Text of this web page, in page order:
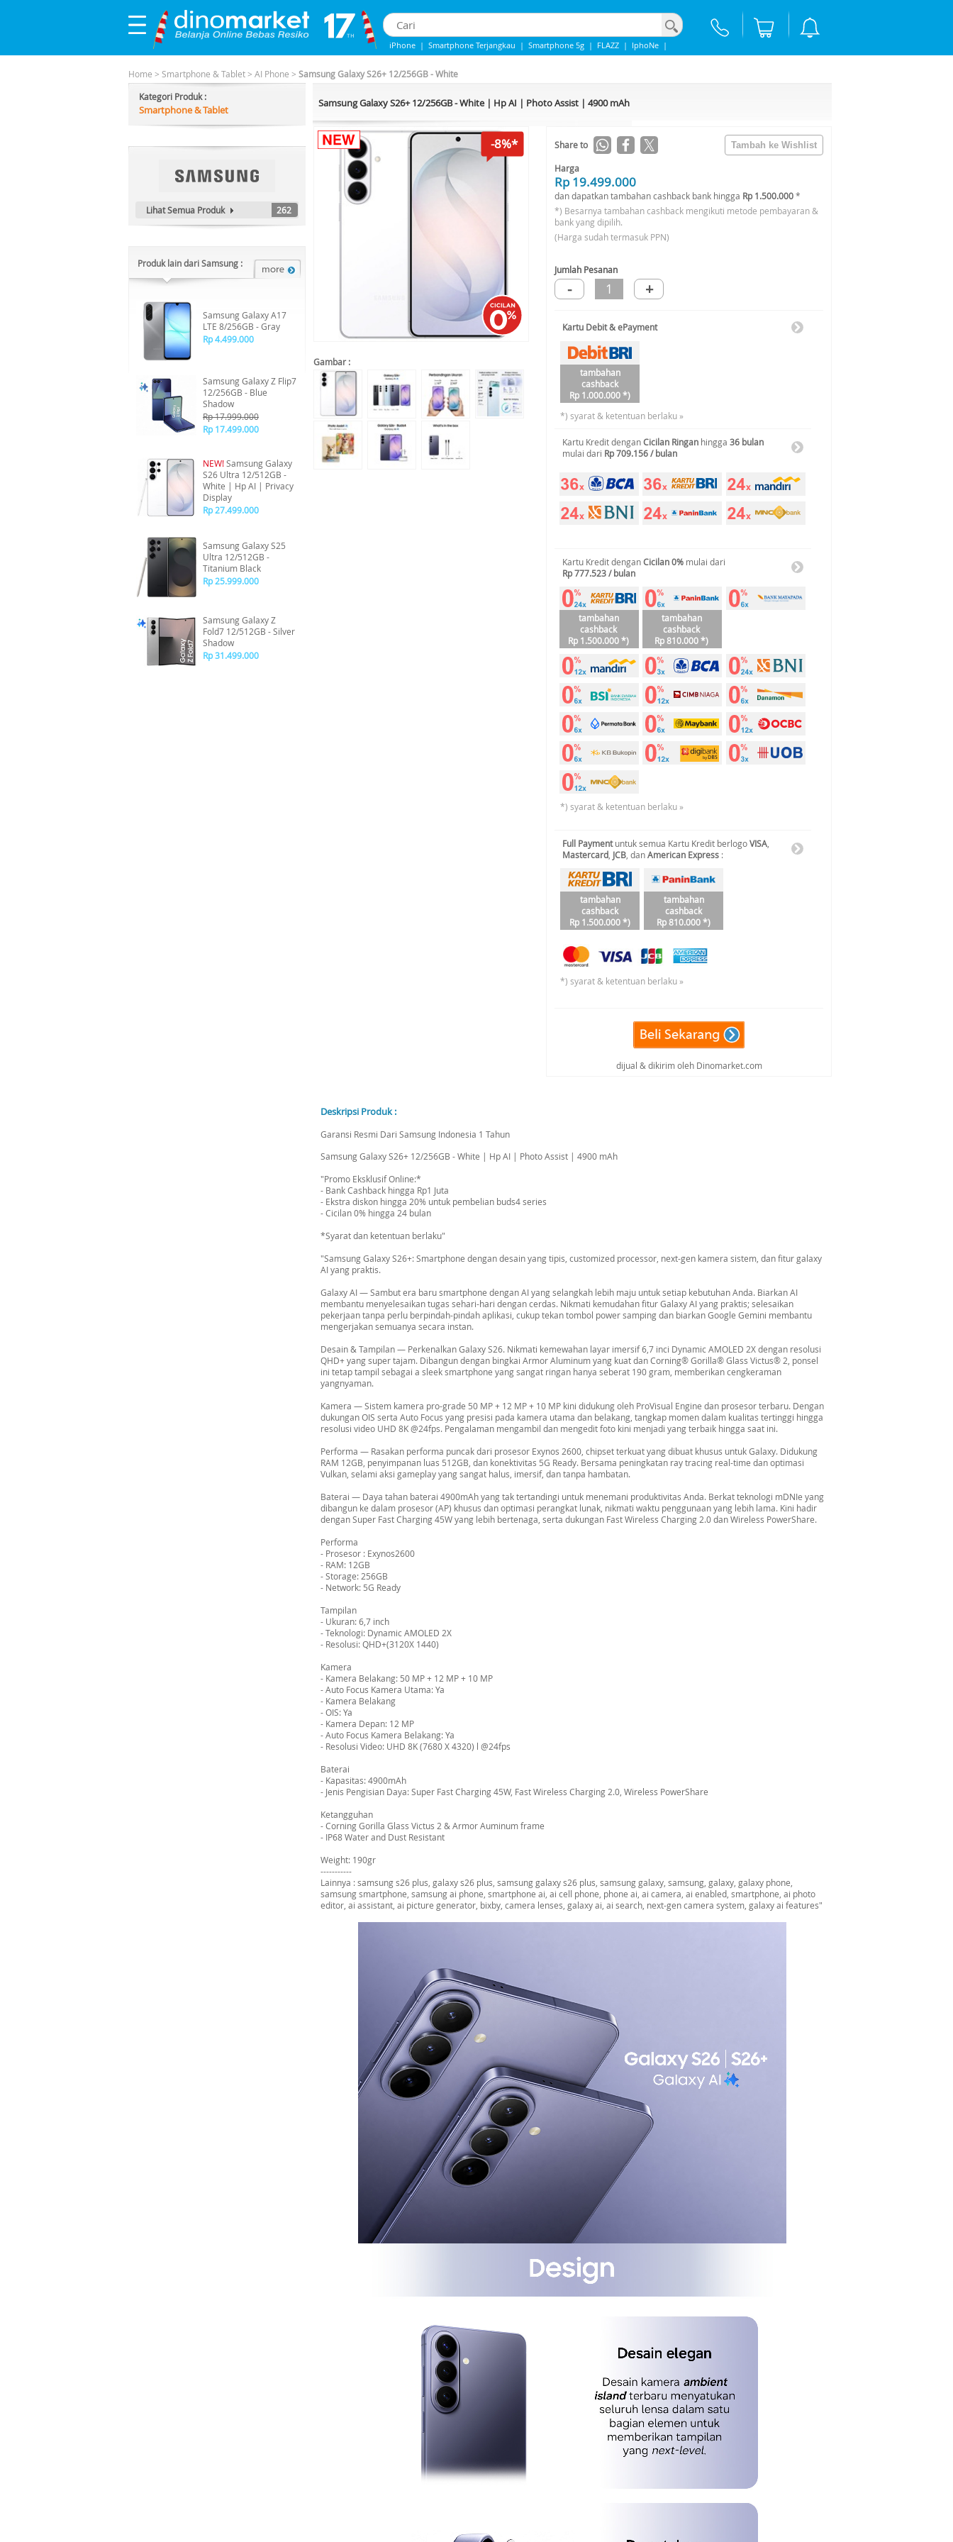
iPhone | Smartphone Terjangkau | Smartphone 5g | FLAZZ | IphoNe |
Home > Smartphone & Tablet> AI Phone > Samsung Galaxy S26+ 12/256GB - White
Kategori Produk :
Smartphone & Tablet
Lihat Semua Produk 262
Produk lain dari Samsung :
Samsung Galaxy A17
LTE 8/256GB - Gray
Rp 4.499.000
Samsung Galaxy Z Flip7
12/256GB - Blue
Shadow
Rp 17.999.000
Rp 17.499.000
NEW!Samsung Galaxy
S26 Ultra 12/512GB -
White | Hp AI | Privacy
Display
Rp 27.499.000
Samsung Galaxy S25
Ultra 12/512GB -
Titanium Black
Rp 25.999.000
Samsung Galaxy Z
Fold7 12/512GB - Silver
Shadow
Rp 31.499.000
Samsung Galaxy S26+ 12/256GB - White | Hp AI | Photo Assist | 4900 mAh
-8%*
Gambar :
Share to
Harga
Rp 19.499.000
dan dapatkan tambahan cashback bank hingga Rp 1.500.000*
*) Besarnya tambahan cashback mengikuti metode pembayaran &
bank yang dipilih.
(Harga sudah termasuk PPN)
Jumlah Pesanan
- 1 +
Kartu Debit & ePayment
tambahan
cashback
Rp 1.000.000 *)
*) syarat & ketentuan berlaku »
Kartu Kredit denganCicilan Ringan hingga 36 bulan
mulai dari Rp 709.156 / bulan
Kartu Kredit denganCicilan 0% mulai dari
Rp 777.523 / bulan
tambahan
cashback
Rp 1.500.000 *)
tambahan
cashback
Rp 810.000 *)
*) syarat & ketentuan berlaku »
Full Paymentuntuk semua Kartu Kredit berlogoVISA
Mastercard JCB , danAmerican Express :
tambahan
cashback
Rp 1.500.000 *)
tambahan
cashback
Rp 810.000 *)
*) syarat & ketentuan berlaku »
dijual & dikirim oleh Dinomarket.com
Deskripsi Produk :
Garansi Resmi Dari Samsung Indonesia 1 Tahun
Samsung Galaxy S26+ 12/256GB - White | Hp AI | Photo Assist | 4900 mAh
"Promo Eksklusif Online:*
- Bank Cashback hingga Rp1 Juta
- Ekstra diskon hingga 20% untuk pembelian buds4 series
- Cicilan 0% hingga 24 bulan
*Syarat dan ketentuan berlaku"
"Samsung Galaxy S26+: Smartphone dengan desain yang tipis, customized processor, next-gen kamera sistem, dan fitur galaxy
AI yang praktis.
Galaxy AI — Sambut era baru smartphone dengan AI yang selangkah lebih maju untuk setiap kebutuhan Anda. Biarkan AI
membantu menyelesaikan tugas sehari-hari dengan cerdas. Nikmati kemudahan fitur Galaxy AI yang praktis; selesaikan
pekerjaan tanpa perlu berpindah-pindah aplikasi, cukup tekan tombol power samping dan biarkan Google Gemini membantu
mengerjakan semuanya secara instan.
Desain & Tampilan — Perkenalkan Galaxy S26. Nikmati kemewahan layar imersif 6,7 inci Dynamic AMOLED 2X dengan resolusi
QHD+ yang super tajam. Dibangun dengan bingkai Armor Aluminum yang kuat dan Corning® Gorilla® Glass Victus® 2, ponsel
ini tetap tampil sebagai a sleek smartphone yang sangat ringan hanya seberat 190 gram, memberikan cengkeraman
yangnyaman.
Kamera — Sistem kamera pro-grade 50 MP + 12 MP + 10 MP kini didukung oleh ProVisual Engine dan prosesor terbaru. Dengan
dukungan OIS serta Auto Focus yang presisi pada kamera utama dan belakang, tangkap momen dalam kualitas tertinggi hingga
resolusi video UHD 8K @24fps. Pengalaman mengambil dan mengedit foto kini menjadi yang terbaik hingga saat ini.
Performa — Rasakan performa puncak dari prosesor Exynos 2600, chipset terkuat yang dibuat khusus untuk Galaxy. Didukung
RAM 12GB, penyimpanan luas 512GB, dan konektivitas 5G Ready. Bersama peningkatan ray tracing real-time dan optimasi
Vulkan, selami aksi gameplay yang sangat halus, imersif, dan tanpa hambatan.
Baterai — Daya tahan baterai 4900mAh yang tak tertandingi untuk menemani produktivitas Anda. Berkat teknologi mDNIe yang
dibangun ke dalam prosesor (AP) khusus dan optimasi perangkat lunak, nikmati waktu penggunaan yang lebih lama. Kini hadir
dengan Super Fast Charging 45W yang lebih bertenaga, serta dukungan Fast Wireless Charging 2.0 dan Wireless PowerShare.
Performa
- Prosesor : Exynos2600
- RAM: 12GB
- Storage: 256GB
- Network: 5G Ready
Tampilan
- Ukuran: 6,7 inch
- Teknologi: Dynamic AMOLED 2X
- Resolusi: QHD+(3120X 1440)
Kamera
- Kamera Belakang: 50 MP + 12 MP + 10 MP
- Auto Focus Kamera Utama: Ya
- Kamera Belakang
- OIS: Ya
- Kamera Depan: 12 MP
- Auto Focus Kamera Belakang: Ya
- Resolusi Video: UHD 8K (7680 X 4320) l @24fps
Baterai
- Kapasitas: 4900mAh
- Jenis Pengisian Daya: Super Fast Charging 45W, Fast Wireless Charging 2.0, Wireless PowerShare
Ketangguhan
- Corning Gorilla Glass Victus 2 & Armor Auminum frame
- IP68 Water and Dust Resistant
Weight: 190gr
-----------
Lainnya : samsung s26 plus, galaxy s26 plus, samsung galaxy s26 plus, samsung galaxy, samsung, galaxy, galaxy phone,
samsung smartphone, samsung ai phone, smartphone ai, ai cell phone, phone ai, ai camera, ai enabled, smartphone, ai photo
editor, ai assistant, ai picture generator, bixby, camera lenses, galaxy ai, ai search, next-gen camera system, galaxy ai features"